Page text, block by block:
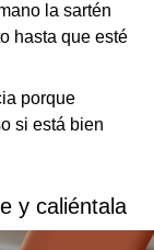
la sartén
hasta que esté
porque
si está bien
y caliéntala